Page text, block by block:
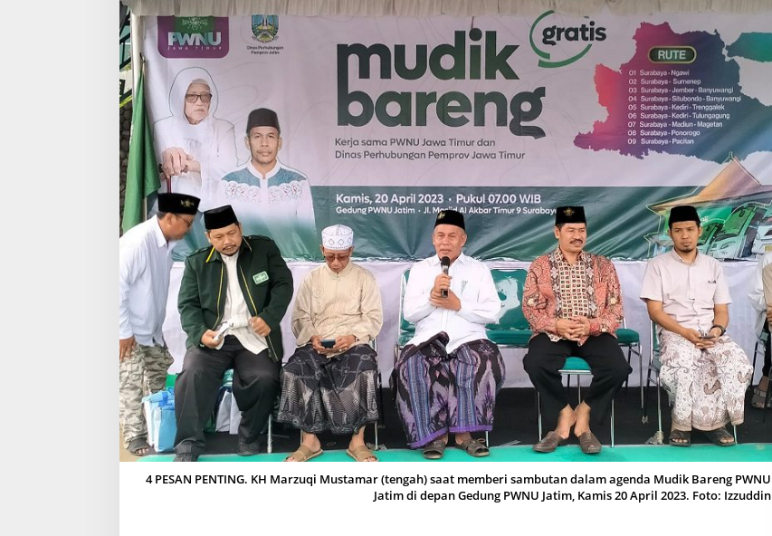
I
K
A
N
4
P
E
S
A
N
P
E
N
T
I
N
G
P
A
4 PESAN PENTING. KH Marzuqi Mustamar (tengah) saat memberi sambutan dalam agenda Mudik Bareng PWNU
Jatim di depan Gedung PWNU Jatim, Kamis 20 April 2023. Foto: Izzuddin